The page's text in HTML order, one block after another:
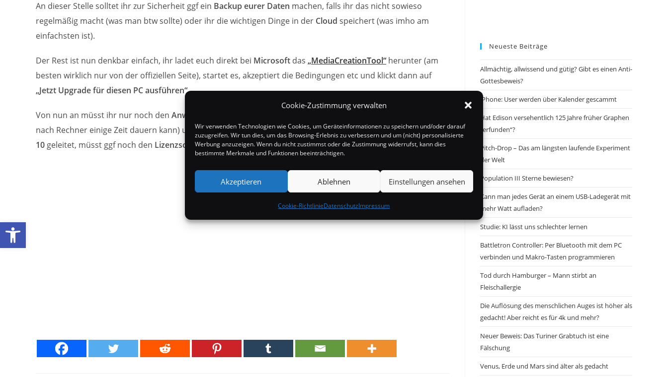
Werkzeugleiste öffnen
Cookie-Zustimmung verwalten
Wir verwenden Technologien wie Cookies, um Geräteinformationen zu speichern und/oder darauf
zuzugreifen. Wir tun dies, um das Browsing-Erlebnis zu verbessern und um (nicht) personalisierte
Werbung anzuzeigen. Wenn du nicht zustimmst oder die Zustimmung widerrufst, kann dies
bestimmte Merkmale und Funktionen beeinträchtigen.
Akzeptieren Ablehnen Einstellungen ansehen
Cookie-RichtlinieDatenschutzImpressum
An dieser Stelle solltet ihr zur Sicherheit ggf ein Backup eurer Daten machen, falls ihr das nicht sowieso
regelmäßig macht (was man btw sollte) oder ihr die wichtigen Dinge in der Cloud speichert (was imho am
einfachsten ist).
Der Rest ist nun denkbar einfach, ihr ladet euch direkt bei Microsoft das „MediaCreationTool“ herunter (am
besten wirklich nur von der offiziellen Seite), startet es, akzeptiert die Bedingungen etc und klickt dann auf
„Jetzt Upgrade für diesen PC ausführen“.
Von nun an müsst ihr nur noch den Anweisungen des Tools folgen
nach Rechner einige Zeit dauern kann) und nach dem Neustartwerdet ihr durch die Einführung inWindows
10 geleitet, müsst ggf noch den Lizenzschlüsseleingeben, und schon ist das Ganze erledigt.
Neueste Beiträge
Allmächtig, allwissend und gütig? Gibt es einen Anti-
Gottesbeweis?
iPhone: User werden über Kalender gescammt
Hat Edison versehentlich 125 Jahre früher Graphen
„erfunden“?
Pitch-Drop – Das am längsten laufende Experiment
der Welt
Population III Sterne bewiesen?
Kann man jedes Gerät an einem USB-Ladegerät mit
mehr Watt aufladen?
Studie: KI lässt uns schlechter lernen
Battletron Controller: Per Bluetooth mit dem PC
verbinden und Makro-Tasten programmieren
Tod durch Hamburger – Mann stirbt an
Fleischallergie
Die Auflösung des menschlichen Auges ist höher als
gedacht! Aber reicht es für 4k und mehr?
Neuer Beweis: Das Turiner Grabtuch ist eine
Fälschung
Venus, Erde und Mars sind älter als gedacht